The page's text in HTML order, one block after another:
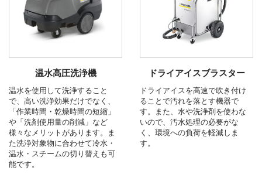
温水高圧洗浄機
温水を使用して洗浄すること
で、高い洗浄効果だけでなく、
「作業時間・乾燥時間の短縮」
や「洗剤使用量の削減」など
様々なメリットがあります。ま
た洗浄対象物に合わせて冷水・
温水・スチームの切り替えも可
能です。
ドライアイスブラスター
ドライアイスを高速で吹き付け
ることで汚れを落とす機器で
す。また、水や洗浄剤を使わな
いので、汚水処理の必要がな
く、環境への負荷を軽減しま
す。